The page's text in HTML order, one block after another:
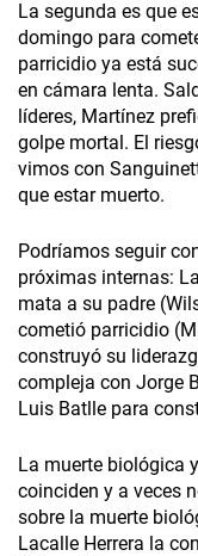
La segunda es que
domingo para
parricidio ya está
en cámara lenta.
líderes, Martínez
golpe mortal. El
vimos con
que estar muerto.
Podríamos seguir
próximas internas:
mata a su padre
cometió parricidio
construyó su
compleja con Jorge
Luis Batlle para
La muerte biológica
coinciden y a veces
sobre la muerte
Lacalle Herrera la